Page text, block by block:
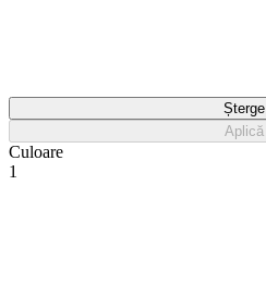
Șterge
Aplică
Culoare
1